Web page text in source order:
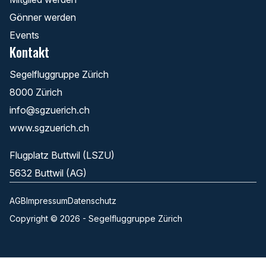
Gönner werden
Events
Kontakt
Segelfluggruppe Zürich
8000 Zürich
info@sgzuerich.ch
www.sgzuerich.ch
Flugplatz Buttwil (LSZU)
5632 Buttwil (AG)
AGBImpressumDatenschutz
Copyright © 2026 - Segelfluggruppe Zürich